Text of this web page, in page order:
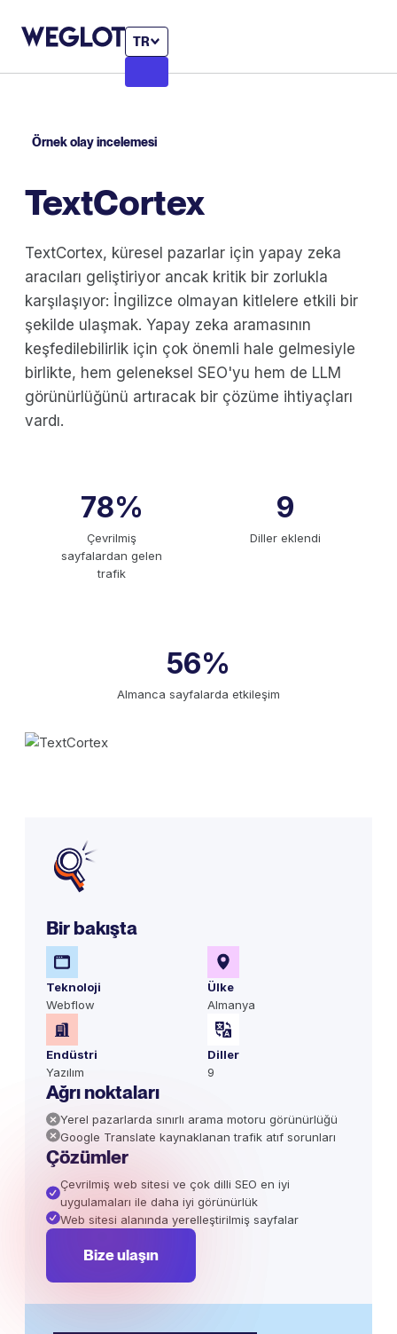
TR
Örnek olay incelemesi
TextCortex
TextCortex, küresel pazarlar için yapay zeka
aracıları geliştiriyor ancak kritik bir zorlukla
karşılaşıyor: İngilizce olmayan kitlelere etkili bir
şekilde ulaşmak. Yapay zeka aramasının
keşfedilebilirlik için çok önemli hale gelmesiyle
birlikte, hem geleneksel SEO'yu hem de LLM
görünürlüğünü artıracak bir çözüme ihtiyaçları
vardı.
78%
Çevrilmiş
sayfalardan gelen
trafik
9
Diller eklendi
56%
Almanca sayfalarda etkileşim
Bir bakışta
Teknoloji
Webflow
Ülke
Almanya
Endüstri
Yazılım
Diller
9
Ağrı noktaları
Yerel pazarlarda sınırlı arama motoru görünürlüğü
Google Translate kaynaklanan trafik atıf sorunları
Çözümler
Çevrilmiş web sitesi ve çok dilli SEO en iyi
uygulamaları ile daha iyi görünürlük
Web sitesi alanında yerelleştirilmiş sayfalar
Bize ulaşın